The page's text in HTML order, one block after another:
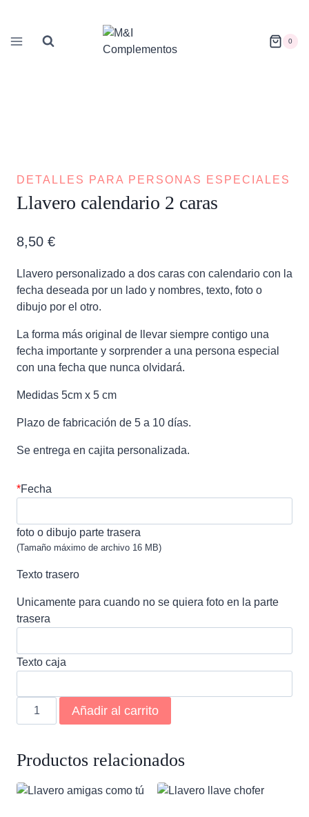
contenido
0
DETALLES PARA PERSONAS ESPECIALES
Llavero calendario 2 caras
8,50 €
Llavero personalizado a dos caras con calendario con la
fecha deseada por un lado y nombres, texto, foto o
dibujo por el otro.
La forma más original de llevar siempre contigo una
fecha importante y sorprender a una persona especial
con una fecha que nunca olvidará.
Medidas 5cm x 5 cm
Plazo de fabricación de 5 a 10 días.
Se entrega en cajita personalizada.
*Fecha
foto o dibujo parte trasera
(Tamaño máximo de archivo 16 MB)
Texto trasero
Unicamente para cuando no se quiera foto en la parte
trasera
Texto caja
Llavero
calendario
caras
Añadir al carrito
Productos relacionados